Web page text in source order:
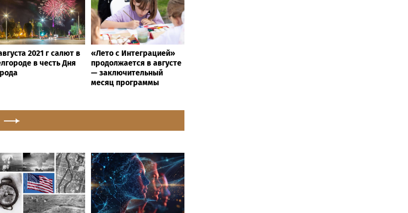
2021 г салют в
в честь Дня
«Лето с Интеграцией»
продолжается в августе
— заключительный
месяц программы